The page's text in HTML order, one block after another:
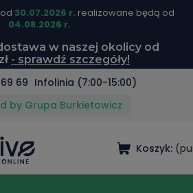
30.07.2026 r. realizowane będą od
04.08.2026 r.
w naszej okolicy od
- sprawdź szczegóły!
69 Infolinia (7:00-15:00)
by Grupa Burkietowicz
Koszyk: